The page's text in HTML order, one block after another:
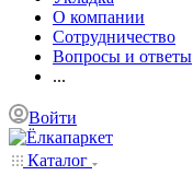
О компании
Сотрудничество
Вопросы и ответы
...
Войти
Каталог